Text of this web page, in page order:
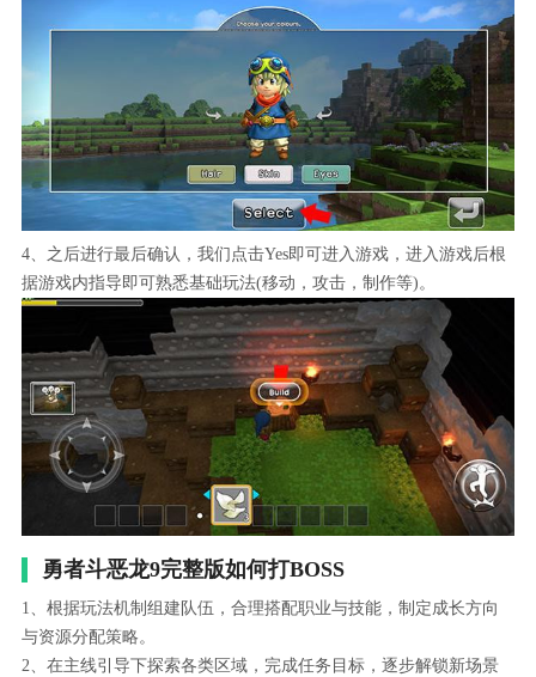
4、之后进行最后确认，我们点击Yes即可进入游戏，进入游戏后根
据游戏内指导即可熟悉基础玩法(移动，攻击，制作等)。
勇者斗恶龙9完整版如何打BOSS
1、根据玩法机制组建队伍，合理搭配职业与技能，制定成长方向
与资源分配策略。
2、在主线引导下探索各类区域，完成任务目标，逐步解锁新场景